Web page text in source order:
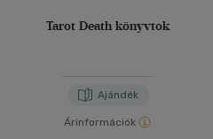
Tarot Death könyvtok
Ajándék
Árinformációk